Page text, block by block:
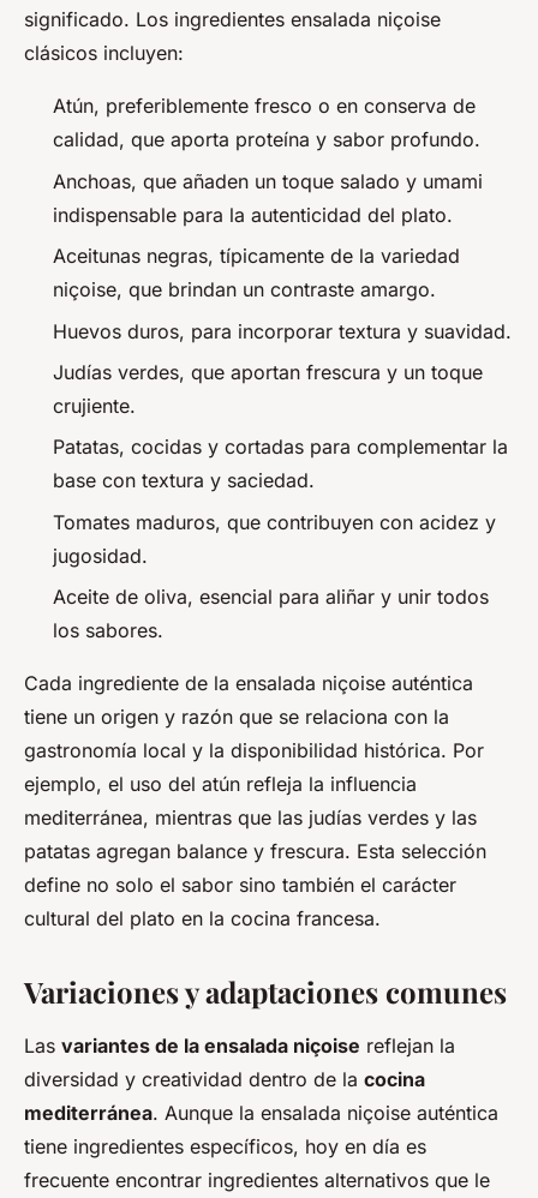
significado. Los ingredientes ensalada niçoise
clásicos incluyen:
Atún, preferiblemente fresco o en conserva de
calidad, que aporta proteína y sabor profundo.
Anchoas, que añaden un toque salado y umami
indispensable para la autenticidad del plato.
Aceitunas negras, típicamente de la variedad
niçoise, que brindan un contraste amargo.
Huevos duros, para incorporar textura y suavidad.
Judías verdes, que aportan frescura y un toque
crujiente.
Patatas, cocidas y cortadas para complementar la
base con textura y saciedad.
Tomates maduros, que contribuyen con acidez y
jugosidad.
Aceite de oliva, esencial para aliñar y unir todos
los sabores.
Cada ingrediente de la ensalada niçoise auténtica
tiene un origen y razón que se relaciona con la
gastronomía local y la disponibilidad histórica. Por
ejemplo, el uso del atún refleja la influencia
mediterránea, mientras que las judías verdes y las
patatas agregan balance y frescura. Esta selección
define no solo el sabor sino también el carácter
cultural del plato en la cocina francesa.
Variaciones y adaptaciones comunes
Las variantes de la ensalada niçoise reflejan la
diversidad y creatividad dentro de la cocina
mediterránea. Aunque la ensalada niçoise auténtica
tiene ingredientes específicos, hoy en día es
frecuente encontrar ingredientes alternativos que le